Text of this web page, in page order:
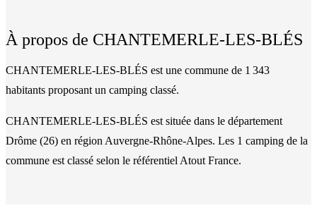
À propos de CHANTEMERLE-LES-BLÉS
CHANTEMERLE-LES-BLÉS est une commune de 1 343
habitants proposant un camping classé.
CHANTEMERLE-LES-BLÉS est située dans le département
Drôme (26) en région Auvergne-Rhône-Alpes. Les 1 camping de la
commune est classé selon le référentiel Atout France.